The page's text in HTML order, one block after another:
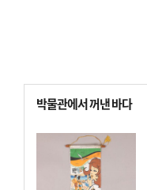
박물관에서 꺼낸 바다